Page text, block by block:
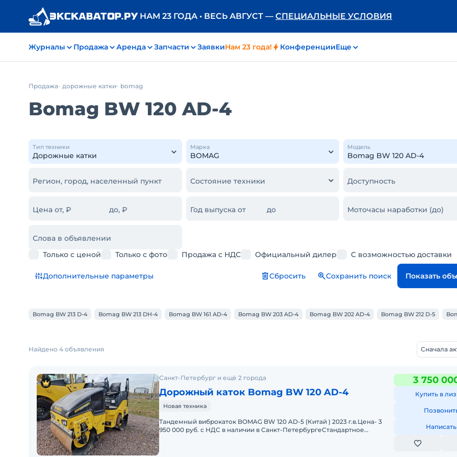
НАМ 23 ГОДА • ВЕСЬ АВГУСТ — СПЕЦИАЛЬНЫЕ УСЛОВИЯ
Журналы Продажа Аренда Запчасти ЗаявкиНам 23 года! КонференцииЕще
Продажа дорожные катки bomag
Bomag BW 120 AD-4
Тип техники Марка Модель
Регион, город, населенный пункт Состояние техники Доступность
Цена от, ₽ до, ₽ Год выпуска от до Моточасы наработки (до)
Слова в объявлении
Только с ценой
Только с фото Продажа с НДС Официальный дилер С возможностью доставки
Дополнительные параметры Сбросить Сохранить поиск Показать
Bomag BW 213 D-4 Bomag BW 213 DH-4 Bomag BW 161 AD-4 Bomag BW 203 AD-4 Bomag BW 202 AD-4 Bomag BW 212 D-5
Найдено 4 объявления Сначала
Санкт-Петербург и ещё 2 города
Дорожный каток Bomag BW 120 AD-4
Новая техника
Тандемный виброкаток BOMAG BW 120 AD-5 (Китай ) 2023 г.в.Цена- 3
950 000 руб. с НДС в наличии в Санкт-ПетербургеСтандартное
3 750
Купить в
Написать